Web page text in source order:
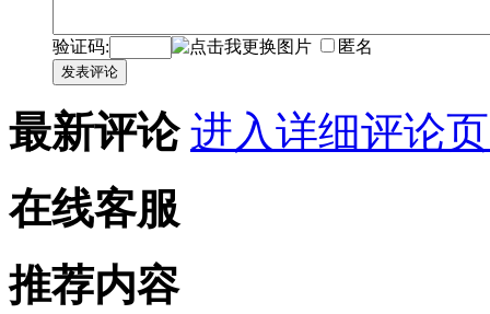
验证码: 匿名
发表评论
最新评论 进入详细评论
在线客服
推荐内容